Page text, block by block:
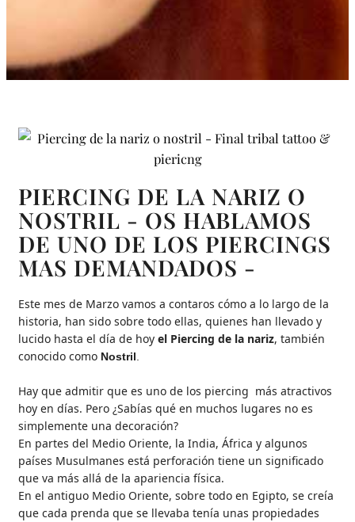
PIERCING DE LA NARIZ O
NOSTRIL - OS HABLAMOS
DE UNO DE LOS PIERCINGS
MAS DEMANDADOS -
Este mes de Marzo vamos a contaros cómo a lo largo de la
historia, han sido sobre todo ellas, quienes han llevado y
lucido hasta el día de hoy el Piercing de la nariz, también
conocido como Nostril.
Hay que admitir que es uno de los piercing más atractivos
hoy en días. Pero ¿Sabías qué en muchos lugares no es
simplemente una decoración?
En partes del Medio Oriente, la India, África y algunos
países Musulmanes está perforación tiene un significado
que va más allá de la apariencia física.
En el antiguo Medio Oriente, sobre todo en Egipto, se creía
que cada prenda que se llevaba tenía unas propiedades